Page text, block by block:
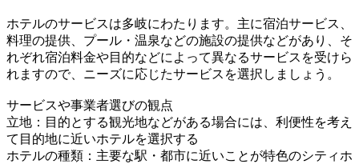
ホテルのサービスは多岐にわたります。主に宿泊サービス、
料理の提供、プール・温泉などの施設の提供などがあり、そ
れぞれ宿泊料金や目的などによって異なるサービスを受けら
れますので、ニーズに応じたサービスを選択しましょう。
サービスや事業者選びの観点
立地：目的とする観光地などがある場合には、利便性を考え
て目的地に近いホテルを選択する
ホテルの種類：主要な駅・都市に近いことが特色のシティホ